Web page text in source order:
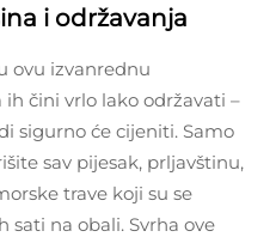
i održavanja
ovu izvanrednu
čini vrlo lako održavati –
sigurno će cijeniti. Samo
sav pijesak, prljavštinu,
trave koji su se
sati na obali. Svrha ove